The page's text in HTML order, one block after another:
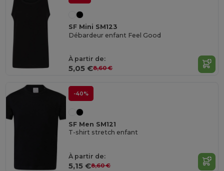
SF Mini SM123
Débardeur enfant Feel Good
À partir de:
5,05 €8,60 €
-40%
SF Men SM121
T-shirt stretch enfant
À partir de:
5,15 €8,60 €